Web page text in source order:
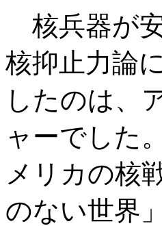
核兵器が
核抑止力論
したのは、
ャーでした
メリカの核
のない世界